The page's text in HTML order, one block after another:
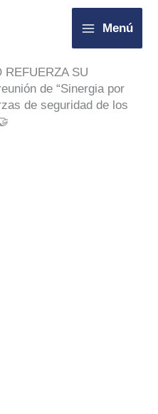
Menú
REFUERZA SU
de “Sinergia por
de seguridad de los